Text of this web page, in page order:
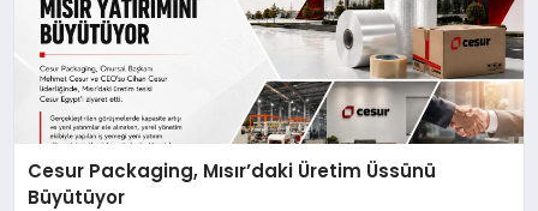
Cesur Packaging, Mısır’daki Üretim Üssünü
Büyütüyor